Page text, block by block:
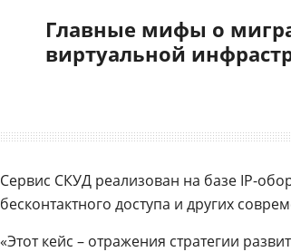
Главные мифы о
виртуальной
Сервис СКУД реализован на базе IP-
бесконтактного доступа и других
«Этот кейс – отражения стратегии